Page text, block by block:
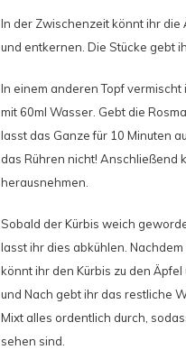
In der Zwischenzeit könnt ihr die
und entkernen. Die Stücke gebt
In einem anderen Topf vermischt
mit 60ml Wasser. Gebt die
lasst das Ganze für 10 Minuten
das Rühren nicht! Anschließend
herausnehmen.
Sobald der Kürbis weich
lasst ihr dies abkühlen.
könnt ihr den Kürbis zu den
und Nach gebt ihr das restliche
Mixt alles ordentlich durch,
sehen sind.